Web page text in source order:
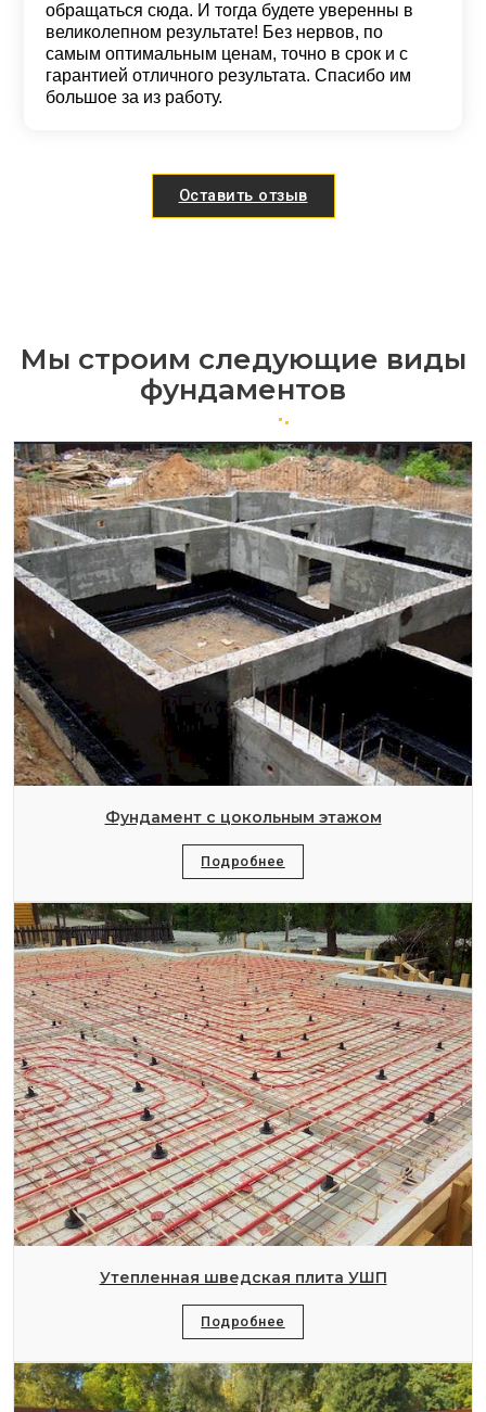
обращаться сюда. И тогда будете уверенны в
великолепном результате! Без нервов, по
самым оптимальным ценам, точно в срок и с
гарантией отличного результата. Спасибо им
большое за из работу.
Оставить отзыв
Мы строим следующие виды
фундаментов
Фундамент с цокольным этажом
Подробнее
Утепленная шведская плита УШП
Подробнее